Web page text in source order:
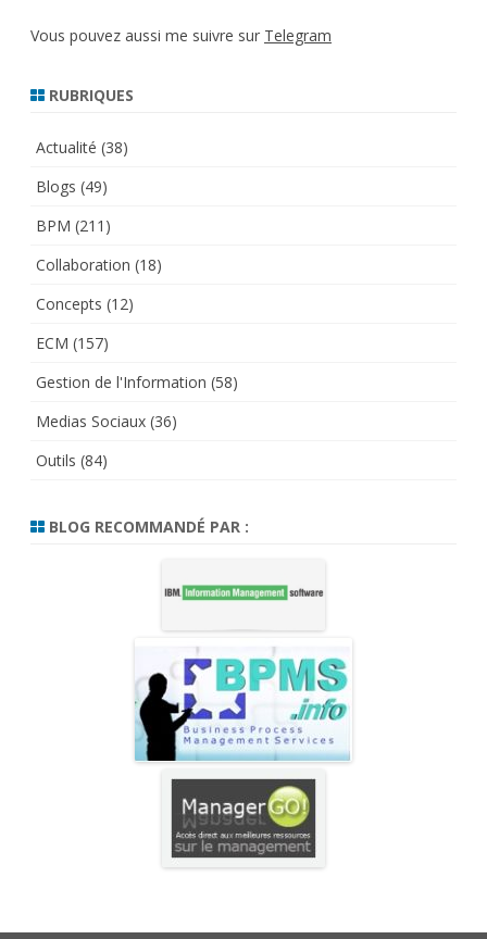
Vous pouvez aussi me suivre sur Telegram
RUBRIQUES
Actualité (38)
Blogs (49)
BPM (211)
Collaboration (18)
Concepts (12)
ECM (157)
Gestion de l'Information (58)
Medias Sociaux (36)
Outils (84)
BLOG RECOMMANDÉ PAR :